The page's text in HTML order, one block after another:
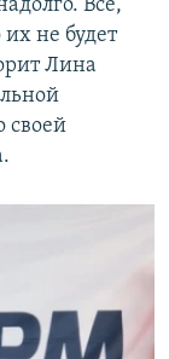
Все,
не будет
Лина
своей